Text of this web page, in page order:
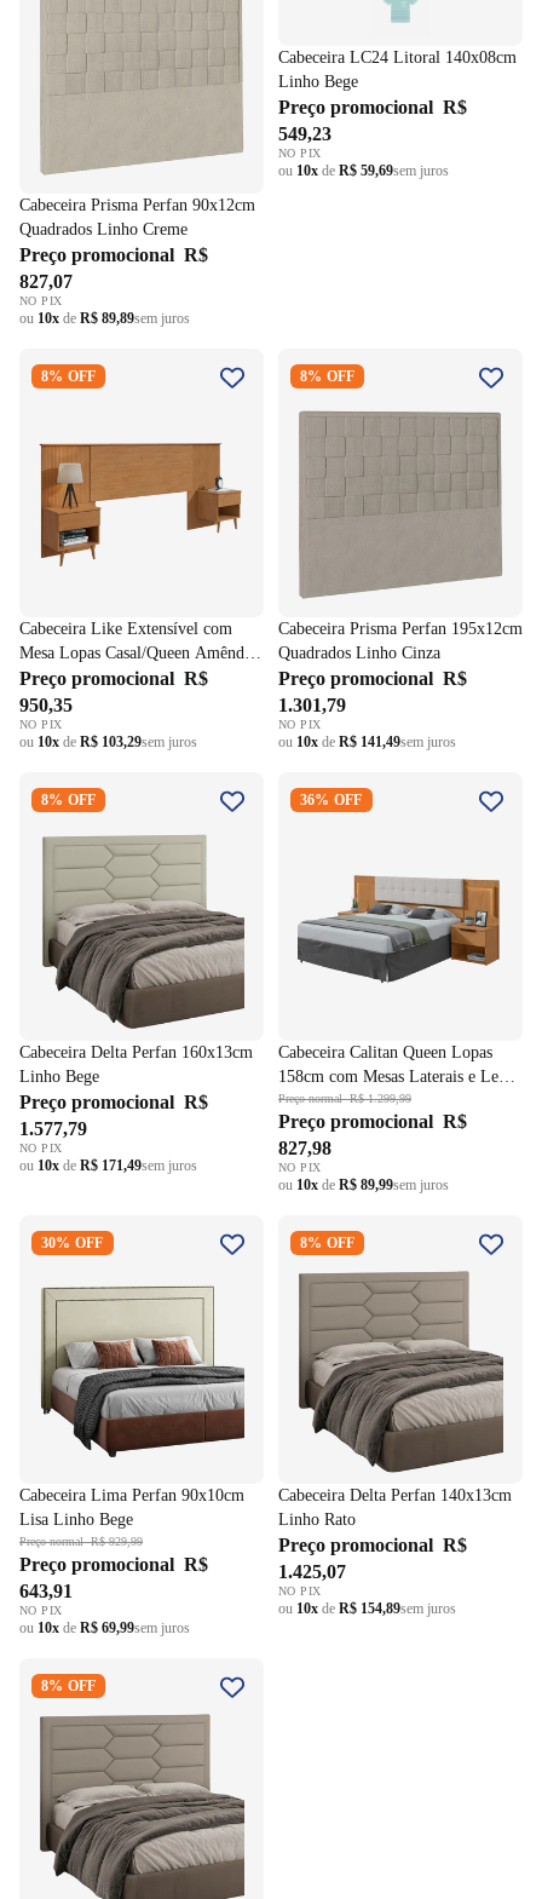
Cabeceira Prisma Perfan 90x12cm
Quadrados Linho Creme
Preço promocional R$
827,07
NO PIX
ou 10x de R$ 89,89sem juros
Cabeceira LC24 Litoral 140x08cm
Linho Bege
Preço promocional R$
549,23
NO PIX
ou 10x de R$ 59,69sem juros
Mesa Lopas Casal/Queen
8% OFF
Cabeceira Like Extensível com
Mesa Lopas Casal/Queen Amêndoa
Clean
Preço promocional R$
950,35
NO PIX
ou 10x de R$ 103,29sem juros
195x12cm Quadrados Linho
8% OFF
Cabeceira Prisma Perfan 195x12cm
Quadrados Linho Cinza
Preço promocional R$
1.301,79
NO PIX
ou 10x de R$ 141,49sem juros
160x13cm Linho Bege
8% OFF
Cabeceira Delta Perfan 160x13cm
Linho Bege
Preço promocional R$
1.577,79
NO PIX
ou 10x de R$ 171,49sem juros
158cm com Mesas Laterais e
36% OFF
Cabeceira Calitan Queen Lopas
158cm com Mesas Laterais e Led
Amendoa/Off White
Preço normalR$ 1.299,99
Preço promocional R$
827,98
NO PIX
ou 10x de R$ 89,99sem juros
90x10cm Lisa Linho Bege
30% OFF
Cabeceira Lima Perfan 90x10cm
Lisa Linho Bege
Preço normalR$ 929,99
Preço promocional R$
643,91
NO PIX
ou 10x de R$ 69,99sem juros
140x13cm Linho Rato
8% OFF
Cabeceira Delta Perfan 140x13cm
Linho Rato
Preço promocional R$
1.425,07
NO PIX
ou 10x de R$ 154,89sem juros
160x13cm Linho Rato
8% OFF